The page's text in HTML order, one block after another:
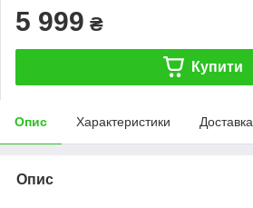
5 999 ₴
Купити
Опис Характеристики Доставка
Опис